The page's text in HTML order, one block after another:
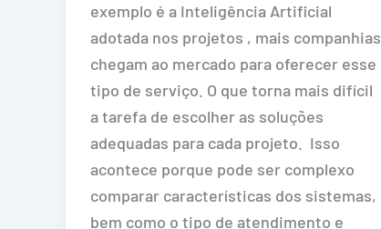
exemplo é a Inteligência Artificial
adotada nos projetos , mais companhias
chegam ao mercado para oferecer esse
tipo de serviço. O que torna mais difícil
a tarefa de escolher as soluções
adequadas para cada projeto. Isso
acontece porque pode ser complexo
comparar características dos sistemas,
bem como o tipo de atendimento e